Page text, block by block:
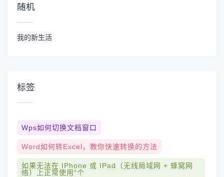
随机
我的新生活
标签
Wps如何切换文档窗口
Word如何转excel，教你快速转换的方法
如果无法在 IPhone 或 IPad（无线局域网 + 蜂窝网
络）上正常使用“个